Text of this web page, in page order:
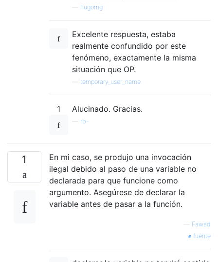
hugomg
Excelente respuesta, estaba
realmente confundido por este
fenómeno, exactamente la misma
situación que OP.
temporary_user_name
1 Alucinado. Gracias.
rb-
1
En mi caso, se produjo una invocación
ilegal debido al paso de una variable no
declarada para que funcione como
argumento. Asegúrese de declarar la
variable antes de pasar a la función.
— Fawad
fuente